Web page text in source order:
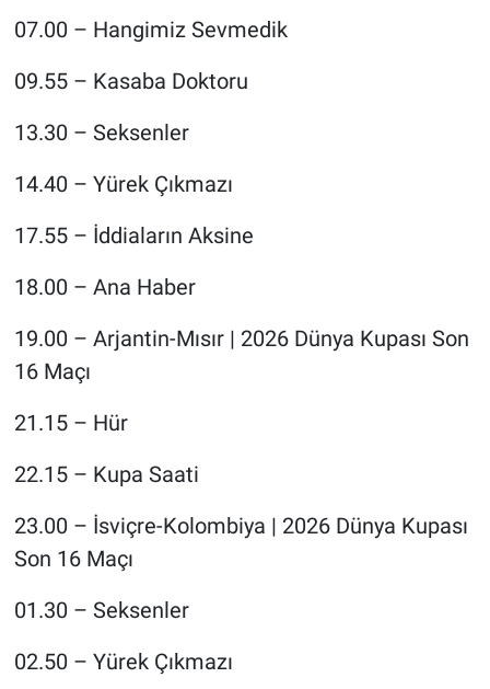
07.00 – Hangimiz Sevmedik
09.55 – Kasaba Doktoru
13.30 – Seksenler
14.40 – Yürek Çıkmazı
17.55 – İddiaların Aksine
18.00 – Ana Haber
19.00 – Arjantin-Mısır | 2026 Dünya Kupası Son
16 Maçı
21.15 – Hür
22.15 – Kupa Saati
23.00 – İsviçre-Kolombiya | 2026 Dünya Kupası
Son 16 Maçı
01.30 – Seksenler
02.50 – Yürek Çıkmazı